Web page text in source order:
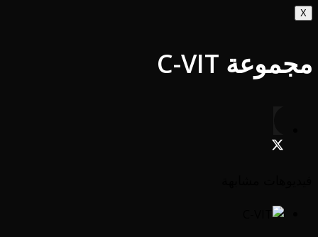
X
مجموعة C-VIT